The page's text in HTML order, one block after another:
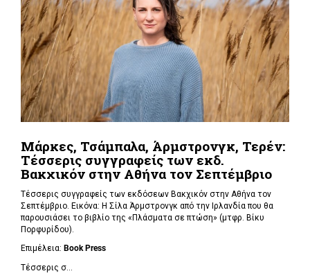
Μάρκες, Τσάμπαλα, Άρμστρονγκ, Τερέν:
Τέσσερις συγγραφείς των εκδ.
Βακχικόν στην Αθήνα τον Σεπτέμβριο
Τέσσερις συγγραφείς των εκδόσεων Βακχικόν στην Αθήνα τον
Σεπτέμβριο. Εικόνα: Η Σίλα Άρμστρονγκ από την Ιρλανδία που θα
παρουσιάσει το βιβλίο της «Πλάσματα σε πτώση» (μτφρ. Βίκυ
Πορφυρίδου).
Επιμέλεια: Book Press
Τέσσερις σ...